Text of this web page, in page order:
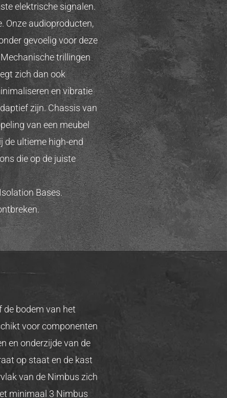
elektrische signalen.
Onze audioproducten,
gevoelig voor deze
trillingen
zich dan ook
en vibratie
zijn. Chassis van
van een meubel
de ultieme high-end
die op de juiste
Bases.
de bodem van het
voor componenten
en onderzijde van de
op staat en de kast
van de Nimbus zich
minimaal 3 Nimbus